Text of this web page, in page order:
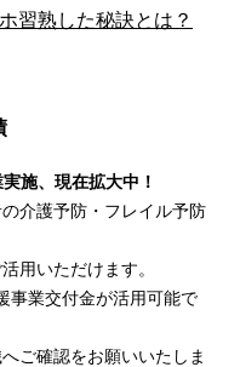
習熟した秘訣とは？
施、現在拡大中！
介護予防・フレイル予防
用いただけます。
事業交付金が活用可能で
ご確認をお願いいたしま